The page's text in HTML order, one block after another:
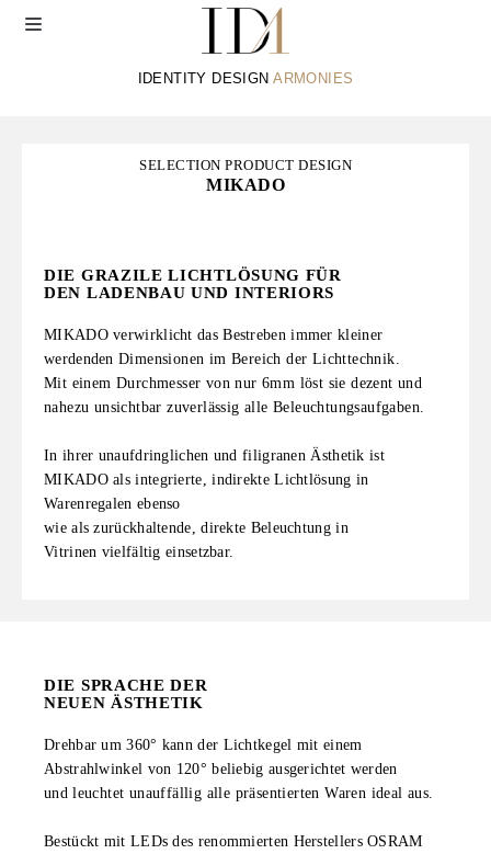
Zum
IDENTITY DESIGN ARMONIES
SELECTION PRODUCT DESIGN
MIKADO
DIE GRAZILE LICHTLÖSUNG FÜR
DEN LADENBAU UND INTERIORS
MIKADO verwirklicht das Bestreben immer kleiner
werdenden Dimensionen im Bereich der Lichttechnik.
Mit einem Durchmesser von nur 6mm löst sie dezent und
nahezu unsichtbar zuverlässig alle Beleuchtungsaufgaben.
In ihrer unaufdringlichen und filigranen Ästhetik ist
MIKADOals integrierte, indirekte Lichtlösung in
Warenregalen ebenso
wie als zurückhaltende, direkte Beleuchtung in
Vitrinen vielfältig einsetzbar.
DIE SPRACHE DER
NEUEN ÄSTHETIK
Drehbar um 360° kann der Lichtkegel mit einem
Abstrahlwinkel von 120° beliebig ausgerichtet werden
undleuchtet unauffällig alle präsentierten Waren ideal aus.
Bestückt mit LEDs des renommierten Herstellers OSRAM